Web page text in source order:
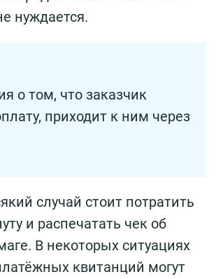
нуждается.
о том, что заказчик
приходит к ним через
случай стоит потратить
и распечатать чек об
В некоторых ситуациях
квитанций могут